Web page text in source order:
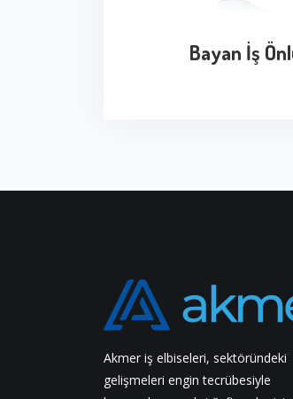
Bayan İş
Akmer iş elbiseleri, sektöründeki
gelişmeleri engin tecrübesiyle